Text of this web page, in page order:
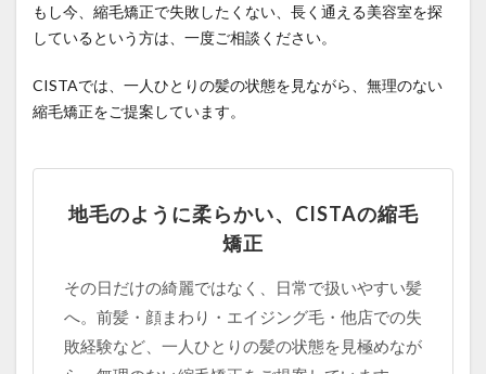
もし今、縮毛矯正で失敗したくない、長く通える美容室を探
しているという方は、一度ご相談ください。
CISTAでは、一人ひとりの髪の状態を見ながら、無理のない
縮毛矯正をご提案しています。
地毛のように柔らかい、CISTAの縮毛
矯正
その日だけの綺麗ではなく、日常で扱いやすい髪
へ。前髪・顔まわり・エイジング毛・他店での失
敗経験など、一人ひとりの髪の状態を見極めなが